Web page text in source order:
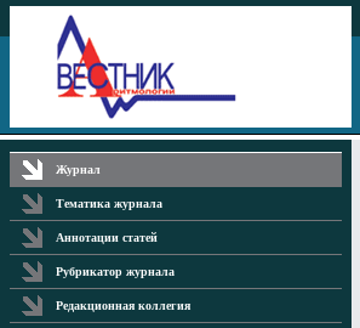
Журнал
Тематика журнала
Аннотации статей
Рубрикатор журнала
Редакционная коллегия